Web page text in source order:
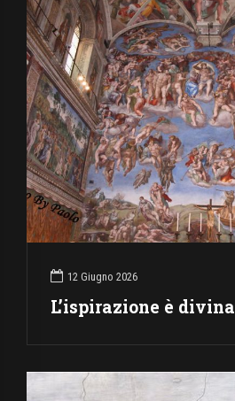
12 Giugno 2026
L’ispirazione è divina